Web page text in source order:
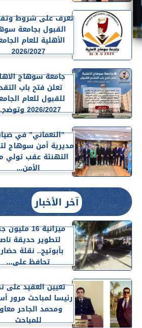
تعرف على شروط
القبول بجامعة
الأهلية للعام
2026/2027
جامعة سوهاج
تعلن فتح باب
للقبول للعام
2026/2027 وتوضح...
”النعماني” في
مديرية أمن سوهاج
التهنئة عقب تولي
الأمن...
آخر الأخبار
ميزانية 16
لتطوير حديقة
بأبوتيج.. نقلة
تحافظ على...
تعيين العقيد على
رئيسا لمباحث مرور
ومحمد الجاحر
للمباحث